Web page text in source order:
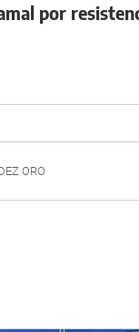
por
ORO